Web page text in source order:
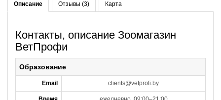
Описание Отзывы (3) Карта
Контакты, описание Зоомагазин
ВетПрофи
Образование
Email clients@vetprofi.by